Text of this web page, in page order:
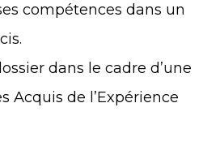
compétences dans un
dans le cadre d’une
Acquis de l’Expérience